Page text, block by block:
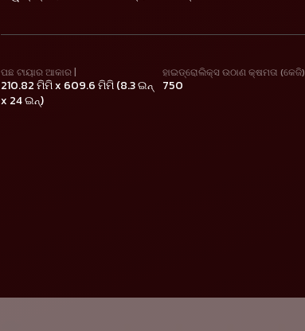
ପଛ ଟାୟାର ଆକାର |
210.82 ମିମି x 609.6 ମିମି (8.3 ଇନ୍
x 24 ଇନ୍)
ହାଇଡ୍ରୋଲିକ୍ସ ଉଠାଣ କ୍ଷମତା (କେଜି)
750